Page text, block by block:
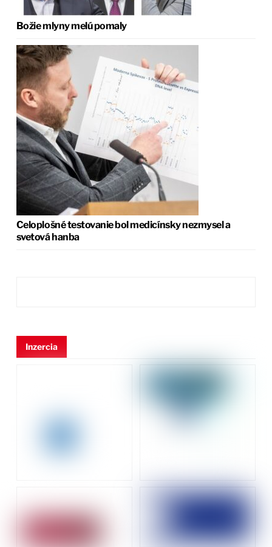
Božie mlyny melú pomaly
Celoplošné testovanie bol medicínsky nezmysel a
svetová hanba
Inzercia